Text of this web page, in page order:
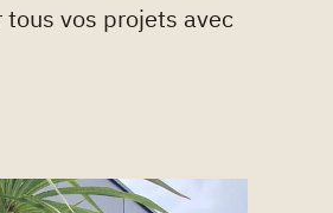
vos projets avec